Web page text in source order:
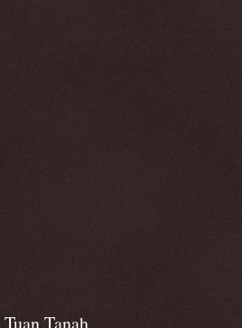
Tuan Tanah